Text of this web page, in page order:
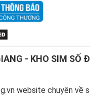
- KHO SIM SỐ
website chuyên về